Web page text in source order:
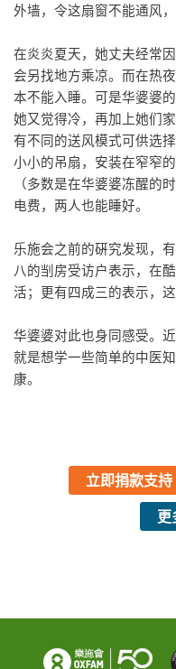
外墙，令这扇窗不能通风
在炎炎夏天，她丈夫经常
会另找地方乘凉。而在热
本不能入睡。可是华婆婆
她又觉得冷，再加上她们
有不同的送风模式可供选
小小的吊扇，安装在窄窄
（多数是在华婆婆冻醒的
电费，两人也能睡好。
乐施会之前的硏究发现，
八的㓥房受访户表示，在
活；更有四成三的表示，
华婆婆对此也身同感受。
就是想学一些简单的中医
康。
立即捐款支持
更